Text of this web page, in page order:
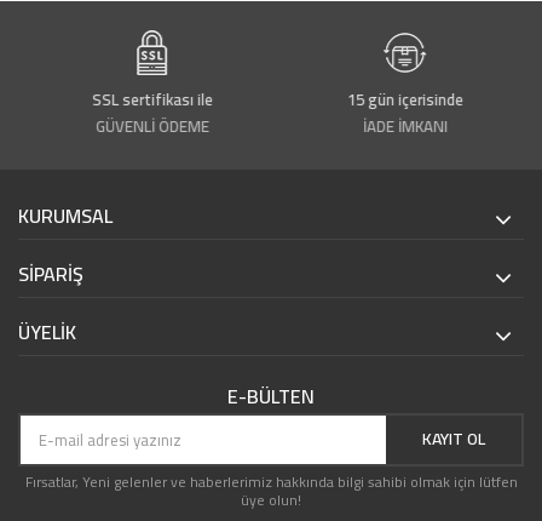
SSL sertifikası ile
GÜVENLİ ÖDEME
15 gün içerisinde
İADE İMKANI
KURUMSAL
SİPARİŞ
ÜYELİK
E-BÜLTEN
KAYIT OL
Fırsatlar, Yeni gelenler ve haberlerimiz hakkında bilgi sahibi olmak için lütfen
üye olun!